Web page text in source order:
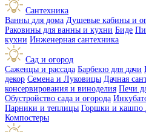
Сантехника
Ванны для дома Душевые кабины и
Раковины для ванны и кухни Биде
кухни Инженерная сантехника
Сад и огород
Саженцы и рассада Барбекю для дачи
декор Семена и Луковицы Дачная
консервирования и виноделия Печи
Обустройство сада и огорода
Парники и теплицы Горшки и кашпо
Компостеры